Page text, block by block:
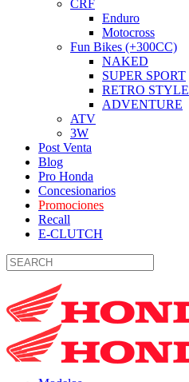
CRF
Enduro
Motocross
Fun Bikes (+300CC)
NAKED
SUPER SPORT
RETRO STYLE
ADVENTURE
ATV
3W
Post Venta
Blog
Pro Honda
Concesionarios
Promociones
Recall
E-CLUTCH